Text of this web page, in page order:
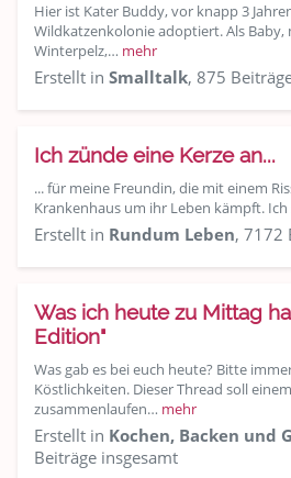
Hier ist Kater Buddy, vor knapp 3
Wildkatzenkolonie adoptiert. Als
Winterpelz,… mehr
Erstellt in Smalltalk, 875
Ich zünde eine Kerze an...
... für meine Freundin, die mit einem
Krankenhaus um ihr Leben kämpft.
Erstellt in Rundum Leben, 7172
Was ich heute zu Mittag
Edition"
Was gab es bei euch heute? Bitte
Köstlichkeiten. Dieser Thread soll
zusammenlaufen… mehr
Erstellt in Kochen, Backen und
Beiträge insgesamt